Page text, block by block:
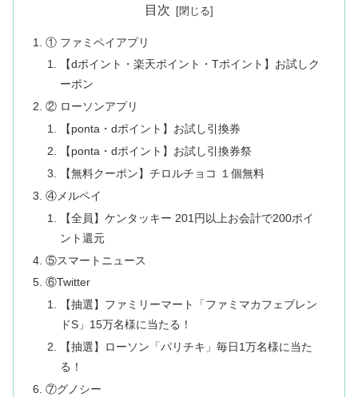
目次
① ファミペイアプリ
【dポイント・楽天ポイント・Tポイント】お試しク
ーポン
② ローソンアプリ
【ponta・dポイント】お試し引換券
【ponta・dポイント】お試し引換券祭
【無料クーポン】チロルチョコ １個無料
④メルペイ
【全員】ケンタッキー 201円以上お会計で200ポイ
ント還元
⑤スマートニュース
⑥Twitter
【抽選】ファミリーマート「ファミマカフェブレン
ドS」15万名様に当たる！
【抽選】ローソン「パリチキ」毎日1万名様に当た
る！
⑦グノシー